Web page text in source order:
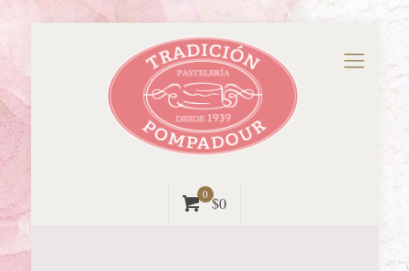
0 $0